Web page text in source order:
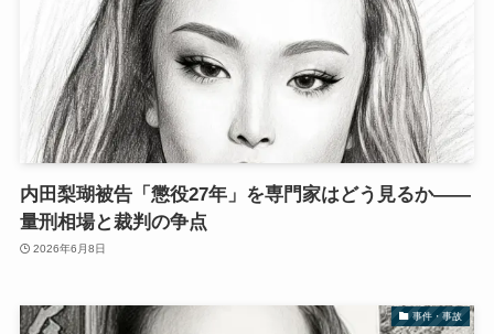
内田梨瑚被告「懲役27年」を専門家はどう見るか――
量刑相場と裁判の争点
2026年6月8日
事件・事故